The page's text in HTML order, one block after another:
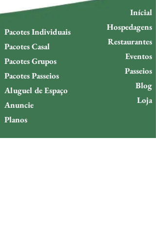
Pacotes Individuais
Pacotes Casal
Pacotes Grupos
Pacotes Passeios
Aluguel de Espaço
Anuncie
Planos
Inícial
Hospedagens
Restaurantes
Eventos
Passeios
Blog
Loja